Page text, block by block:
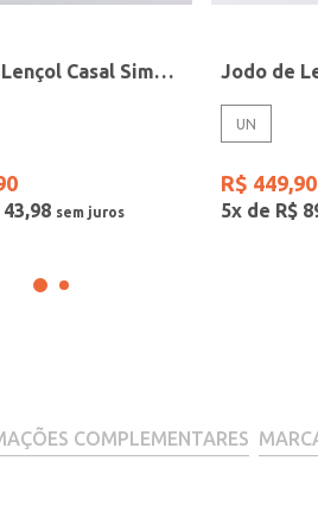
Jodo de Lençol Casal Simples 200 Fios Altenburg AZUL
43,98
UN
R$ 449,90
5x de R$
COMPLEMENTARES